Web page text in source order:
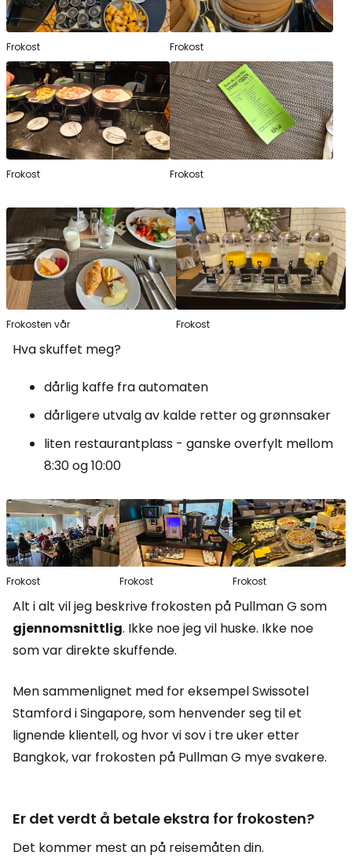
Frokost Frokost
Frokost Frokost
Frokosten vår Frokost
Hva skuffet meg?
dårlig kaffe fra automaten
dårligere utvalg av kalde retter og grønnsaker
liten restaurantplass - ganske overfylt mellom
8:30 og 10:00
Frokost Frokost Frokost
Alt i alt vil jeg beskrive frokosten på Pullman G som
gjennomsnittlig. Ikke noe jeg vil huske. Ikke noe
som var direkte skuffende.
Men sammenlignet med for eksempel Swissotel
Stamford i Singapore, som henvender seg til et
lignende klientell, og hvor vi sov i tre uker etter
Bangkok, var frokosten på Pullman G mye svakere.
Er det verdt å betale ekstra for frokosten?
Det kommer mest an på reisemåten din.